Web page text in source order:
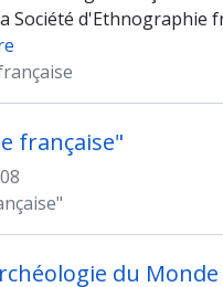
Société d'Ethnographie
française"
du